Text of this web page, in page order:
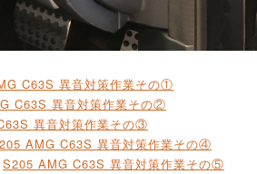
C63S 異音対策作業その①
C63S 異音対策作業その②
異音対策作業その③
AMG C63S 異音対策作業その④
S205 AMG C63S 異音対策作業その⑤